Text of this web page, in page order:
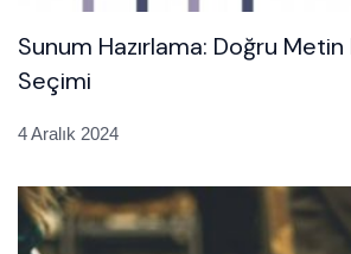
Sunum Hazırlama: Doğru
Seçimi
4 Aralık 2024